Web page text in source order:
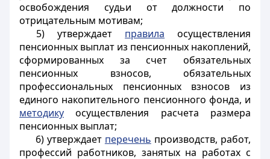
освобождения судьи от должности по
отрицательным мотивам;
5) утверждает правила осуществления
пенсионных выплат из пенсионных накоплений,
сформированных за счет обязательных
пенсионных взносов, обязательных
профессиональных пенсионных взносов из
единого накопительного пенсионного фонда, и
методику осуществления расчета размера
пенсионных выплат;
6) утверждает перечень производств, работ,
профессий работников, занятых на работах с